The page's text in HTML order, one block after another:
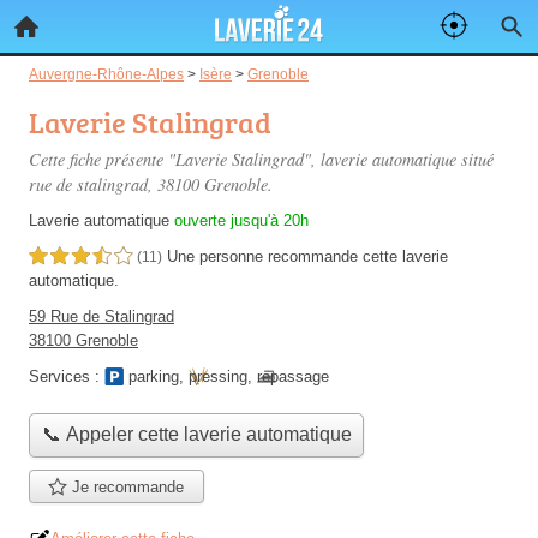
Auvergne-Rhône-Alpes > Isère > Grenoble
Laverie Stalingrad
Cette fiche présente "Laverie Stalingrad", laverie automatique situé
rue de stalingrad, 38100 Grenoble.
Laverie automatique ouverte jusqu'à 20h
3,5 étoiles sur 5 (11) Une personne recommande cette laverie
automatique.
59 Rue de Stalingrad
38100 Grenoble
Services :
parking, pressing, repassage
📞 Appeler cette laverie automatique
Je recommande